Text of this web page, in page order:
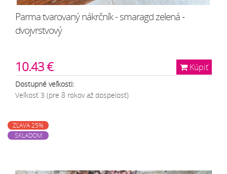
Parma tvarovaný nákrčník - smaragd zelená -
dvojvrstvový
Kúpiť
10.43 €
Dostupné veľkosti:
Veľkosť 3 (pre 8 rokov až dospelosť)
ZĽAVA 25%
SKLADOM